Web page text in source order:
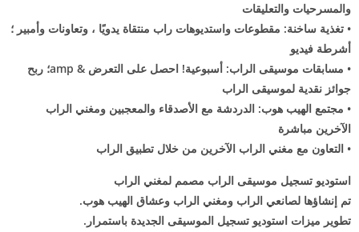
والمسرحيات والتعليقات
• تغذية ساخنة: مقطوعات واستديوهات راب منتقاة يدويًا ، وتعاونات وأمبير ؛
أشرطة فيديو
• مسابقات موسيقى الراب: أسبوعية! احصل على التعرض & amp؛ ربح
جوائز نقدية لموسيقى الراب
• مجتمع الهيب هوب: الدردشة مع الأصدقاء والمعجبين ومغني الراب
الآخرين مباشرة
• التعاون مع مغني الراب الآخرين من خلال تطبيق الراب
استوديو تسجيل موسيقى الراب مصمم لمغني الراب
تم إنشاؤها لصانعي الراب ومغني الراب وعشاق الهيب هوب.
تطوير ميزات استوديو تسجيل الموسيقى الجديدة باستمرار.